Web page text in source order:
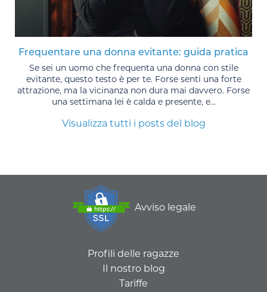
Frequentare una donna evitante: guida pratica
Se sei un uomo che frequenta una donna con stile
evitante, questo testo è per te. Forse senti una forte
attrazione, ma la vicinanza non dura mai davvero. Forse
una settimana lei è calda e presente, e...
Visualizza tutti i posts del blog
Avviso legale
Profili delle ragazze
Il nostro blog
Tariffe